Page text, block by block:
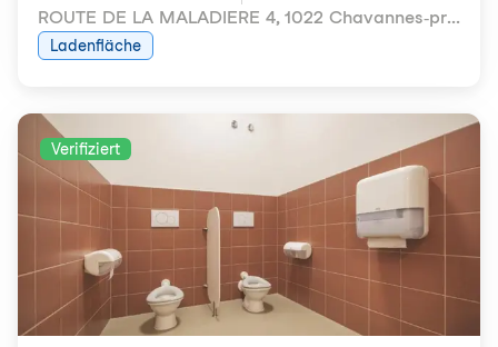
ROUTE DE LA MALADIERE 4, 1022 Chavannes-près-Renens
Ladenfläche
Verifiziert